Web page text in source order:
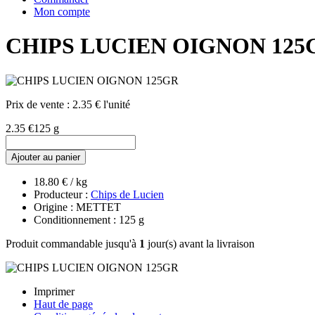
Mon compte
CHIPS LUCIEN OIGNON
Prix de vente : 2.35 € l'unité
2.35 €125 g
Ajouter au panier
18.80 € / kg
Producteur : Chips de Lucien
Origine : METTET
Conditionnement : 125 g
Produit commandable jusqu'à 1 jour(s) avant la livraison
Imprimer
Haut de page